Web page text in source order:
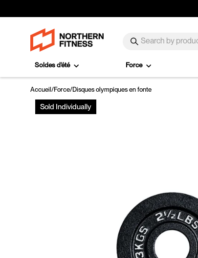
Recherche
Soldes d'été Force
Accueil/Force/Disques olympiques en fonte
Sold Individually